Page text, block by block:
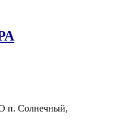
п. Солнечный,